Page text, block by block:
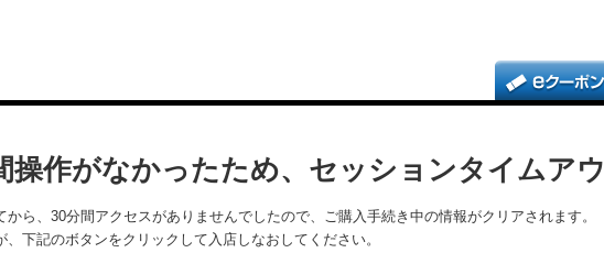
操作がなかったため、セッションタイムア
から、30分間アクセスがありませんでしたので、ご購入手続き中の情報がクリアされます。
、下記のボタンをクリックして入店しなおしてください。